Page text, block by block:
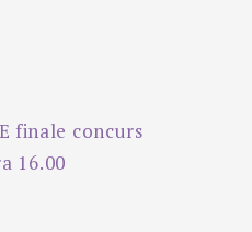
finale concurs
16.00